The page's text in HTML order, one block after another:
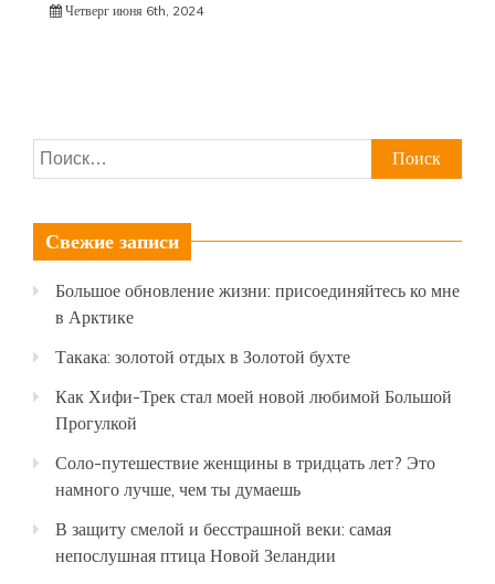
Четверг июня 6th, 2024
Найти:
Свежие записи
Большое обновление жизни: присоединяйтесь ко мне
в Арктике
Такака: золотой отдых в Золотой бухте
Как Хифи-Трек стал моей новой любимой Большой
Прогулкой
Соло-путешествие женщины в тридцать лет? Это
намного лучше, чем ты думаешь
В защиту смелой и бесстрашной веки: самая
непослушная птица Новой Зеландии